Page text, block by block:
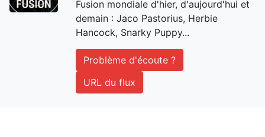
Fusion mondiale d'hier, d'aujourd'hui et
demain : Jaco Pastorius, Herbie
Hancock, Snarky Puppy...
Problème d'écoute ?
URL du flux